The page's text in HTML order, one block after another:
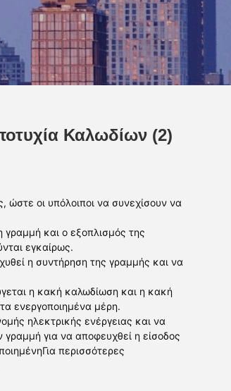
Καλωδίων (2)
ώστε οι υπόλοιποι να συνεχίσουν να
γραμμή και ο εξοπλισμός της
εγκαίρως.
η συντήρηση της γραμμής και να
η κακή καλωδίωση και η κακή
ενεργοποιημένα μέρη.
ηλεκτρικής ενέργειας και να
για να αποφευχθεί η είσοδος
περισσότερες